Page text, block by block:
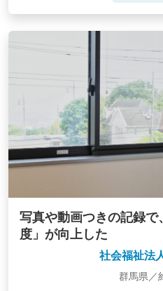
写真や動画つきの記録
度」が向上した
社会福祉法
群馬県／